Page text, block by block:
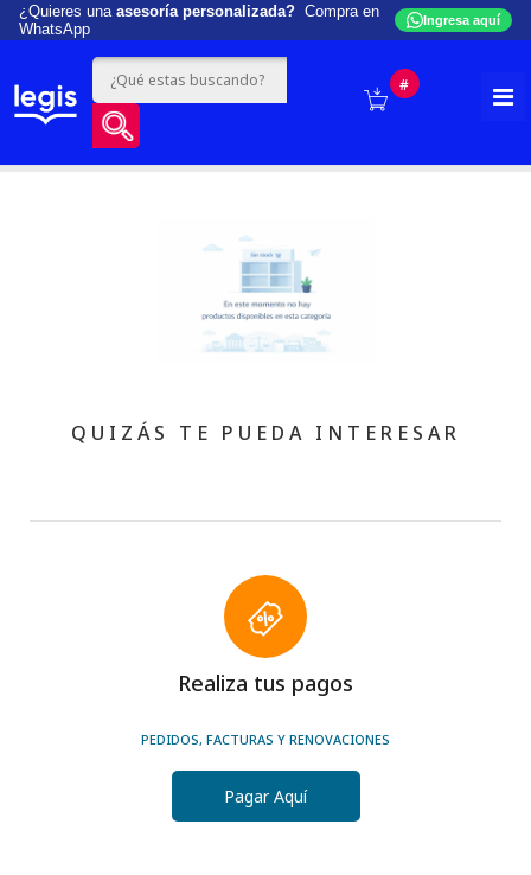
¿Quieres una asesoría personalizada? Compra en
WhatsApp
Ingresa aquí
#
QUIZÁS TE PUEDA INTERESAR
Realiza tus pagos
PEDIDOS, FACTURAS Y RENOVACIONES
Pagar Aquí